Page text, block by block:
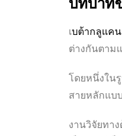
บทบาท
เบต้ากลูแคน
ต่างกันตาม
โดยหนึ่งใน
สายหลักแบ
งานวิจัยทา